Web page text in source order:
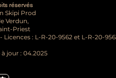
réservés
Skipi Prod
Verdun,
Priest
- Licences : L-R-20-9562 et L-R-20-
jour : 04.2025